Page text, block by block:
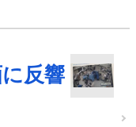
反響